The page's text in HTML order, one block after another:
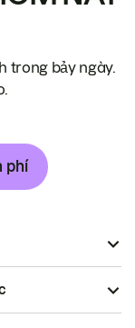
trong bảy ngày.
phí